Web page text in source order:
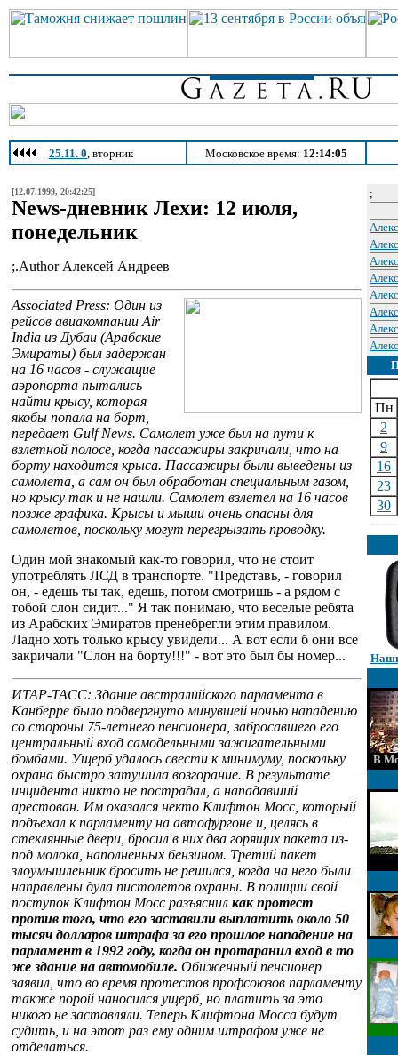
25.11. 0, вторник Московское время: 12:14:05
[12.07.1999, 20:42:25]
News-дневник Лехи: 12 июля,
понедельник
;.Author Алексей Андреев
Associated Press: Один из
рейсов авиакомпании Air
India из Дубаи (Арабские
Эмираты) был задержан
на 16 часов - служащие
аэропорта пытались
найти крысу, которая
якобы попала на борт,
передает Gulf News. Самолет уже был на пути к
взлетной полосе, когда пассажиры закричали, что на
борту находится крыса. Пассажиры были выведены из
самолета, а сам он был обработан специальным газом,
но крысу так и не нашли. Самолет взлетел на 16 часов
позже графика. Крысы и мыши очень опасны для
самолетов, поскольку могут перегрызать проводку.
Один мой знакомый как-то говорил, что не стоит
употреблять ЛСД в транспорте. "Представь, - говорил
он, - едешь ты так, едешь, потом смотришь - а рядом с
тобой слон сидит..." Я так понимаю, что веселые ребята
из Арабских Эмиратов пренебрегли этим правилом.
Ладно хоть только крысу увидели... А вот если б они все
закричали "Слон на борту!!!" - вот это был бы номер...
ИТАР-ТАСС: Здание австралийского парламента в
Канберре было подвергнуто минувшей ночью нападению
со стороны 75-летнего пенсионера, забросавшего его
центральный вход самодельными зажигательными
бомбами. Ущерб удалось свести к минимуму, поскольку
охрана быстро затушила возгорание. В результате
инцидента никто не пострадал, а нападавший
арестован. Им оказался некто Клифтон Мосс, который
подъехал к парламенту на автофургоне и, целясь в
стеклянные двери, бросил в них два горящих пакета из-
под молока, наполненных бензином. Третий пакет
злоумышленник бросить не решился, когда на него были
направлены дула пистолетов охраны. В полиции свой
поступок Клифтон Мосс разъяснил как протест
против того, что его заставили выплатить около 50
тысяч долларов штрафа за его прошлое нападение на
парламент в 1992 году, когда он протаранил вход в то
же здание на автомобиле. Обиженный пенсионер
заявил, что во время протестов профсоюзов парламенту
также порой наносился ущерб, но платить за это
никого не заставляли. Теперь Клифтона Мосса будут
судить, и на этот раз ему одним штрафом уже не
отделаться.
;
Пн
2
9
16
23
30
В